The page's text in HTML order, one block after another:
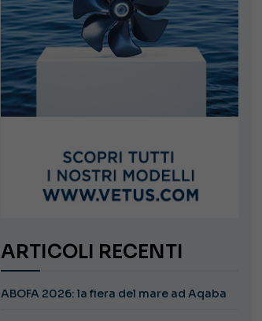
ARTICOLI RECENTI
ABOFA 2026: la fiera del mare ad Aqaba